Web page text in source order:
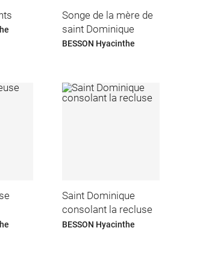
Songe de la mère de
saint Dominique
BESSON Hyacinthe
Saint Dominique
consolant la recluse
BESSON Hyacinthe